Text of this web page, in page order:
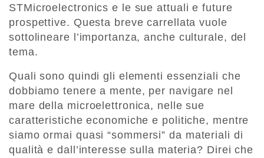
STMicroelectronics e le sue attuali e future
prospettive. Questa breve carrellata vuole
sottolineare l’importanza, anche culturale, del
tema.
Quali sono quindi gli elementi essenziali che
dobbiamo tenere a mente, per navigare nel
mare della microelettronica, nelle sue
caratteristiche economiche e politiche, mentre
siamo ormai quasi “sommersi” da materiali di
qualità e dall’interesse sulla materia? Direi che